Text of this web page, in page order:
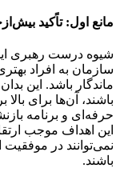
مانع اول: تاًکید
شیوه درست رهبری
سازمان به افراد
ماندگار باشد. این
باشند، آن‌ها برای
حرفه‌ای و برنامه
این اهداف موجب
نمی‌توانند در
باشند.